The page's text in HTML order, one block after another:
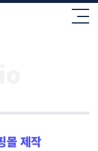
몰 제작